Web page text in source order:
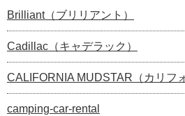
Brilliant（ブリリアント）
Cadillac（キャデラック）
CALIFORNIA MUDSTAR（カリフ
camping-car-rental